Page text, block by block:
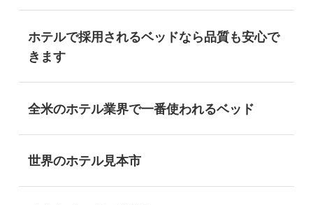
ホテルで採用されるベッドなら品質も安心で
きます
全米のホテル業界で一番使われるベッド
世界のホテル見本市